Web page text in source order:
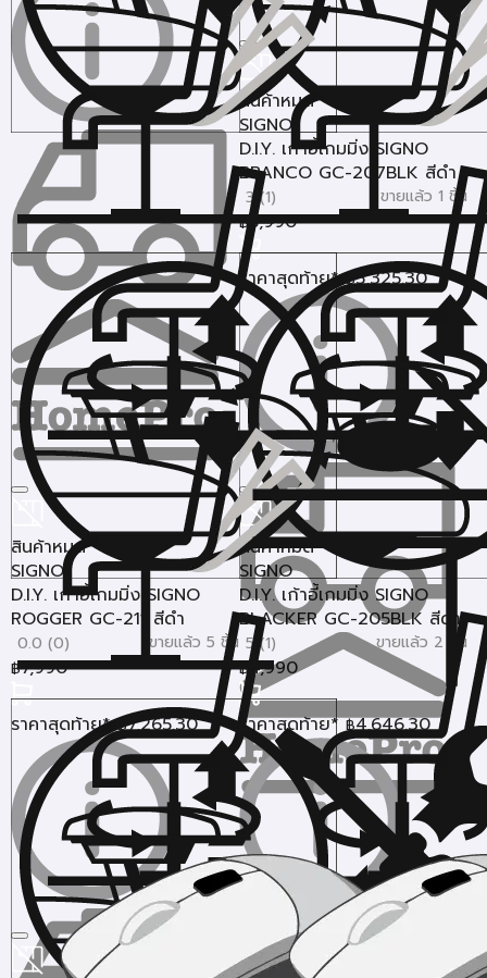
สินค้าหมด
SIGNO
D.I.Y. เก้าอี้เกมมิ่ง SIGNO
BRANCO GC-207BLK สีดำ
3 (1) ขายแล้ว 1 ชิ้น
฿5,990
ราคาสุดท้าย* ฿5,325.30
สินค้าหมด
SIGNO
D.I.Y. เก้าอี้เกมมิ่ง SIGNO
ROGGER GC-211 สีดำ
0.0 (0) ขายแล้ว 5 ชิ้น
฿7,990
ราคาสุดท้าย* ฿7,265.30
สินค้าหมด
SIGNO
D.I.Y. เก้าอี้เกมมิ่ง SIGNO
BLACKER GC-205BLK สีดำ
5 (1) ขายแล้ว 2 ชิ้น
฿4,990
ราคาสุดท้าย* ฿4,646.30